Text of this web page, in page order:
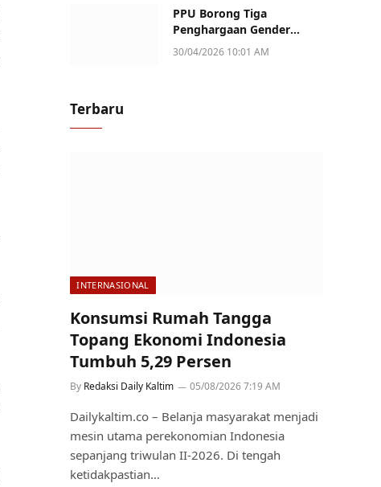
PPU Borong Tiga
Penghargaan Gender
Champion Kaltim 2026,
30/04/2026 10:01 AM
Terbaru
INTERNASIONAL
Konsumsi Rumah Tangga
Topang Ekonomi Indonesia
Tumbuh 5,29 Persen
By Redaksi Daily Kaltim 05/08/2026 7:19 AM
Dailykaltim.co – Belanja masyarakat menjadi
mesin utama perekonomian Indonesia
sepanjang triwulan II-2026. Di tengah
ketidakpastian…